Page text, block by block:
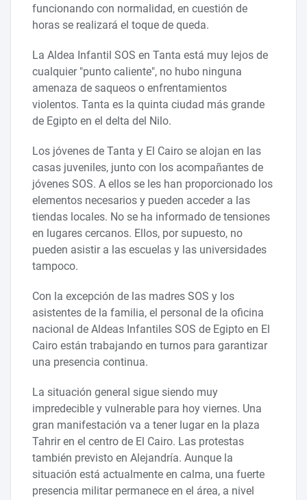
funcionando con normalidad, en cuestión de
horas se realizará el toque de queda.
La Aldea Infantil SOS en Tanta está muy lejos de
cualquier "punto caliente", no hubo ninguna
amenaza de saqueos o enfrentamientos
violentos. Tanta es la quinta ciudad más grande
de Egipto en el delta del Nilo.
Los jóvenes de Tanta y El Cairo se alojan en las
casas juveniles, junto con los acompañantes de
jóvenes SOS. A ellos se les han proporcionado los
elementos necesarios y pueden acceder a las
tiendas locales. No se ha informado de tensiones
en lugares cercanos. Ellos, por supuesto, no
pueden asistir a las escuelas y las universidades
tampoco.
Con la excepción de las madres SOS y los
asistentes de la familia, el personal de la oficina
nacional de Aldeas Infantiles SOS de Egipto en El
Cairo están trabajando en turnos para garantizar
una presencia continua.
La situación general sigue siendo muy
impredecible y vulnerable para hoy viernes. Una
gran manifestación va a tener lugar en la plaza
Tahrir en el centro de El Cairo. Las protestas
también previsto en Alejandría. Aunque la
situación está actualmente en calma, una fuerte
presencia militar permanece en el área, a nivel